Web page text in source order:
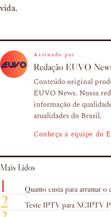
vida.
Assinado por
Redação EUVO
Conteúdo original
EUVO News. Nossa
informação de
atualidades do Brasil.
Conheça a equipe do
Mais Lidos
1 Quanto custa para arrumar o
2 Teste IPTV para XCIPTV